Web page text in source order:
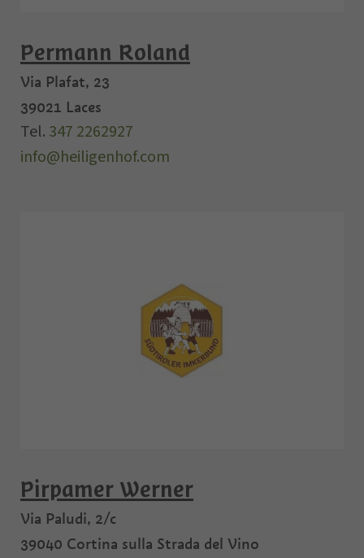
Permann Roland
Via Plafat, 23
39021 Laces
Tel. 347 2262927
info@heiligenhof.com
Pirpamer Werner
Via Paludi, 2/c
39040 Cortina sulla Strada del Vino